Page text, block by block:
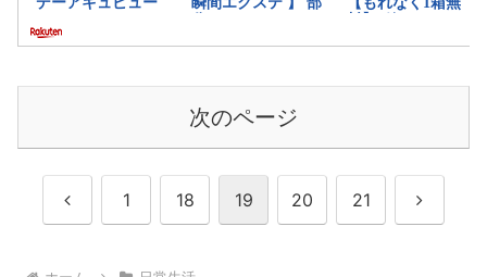
次のページ
前 1 18 19 20 21 次